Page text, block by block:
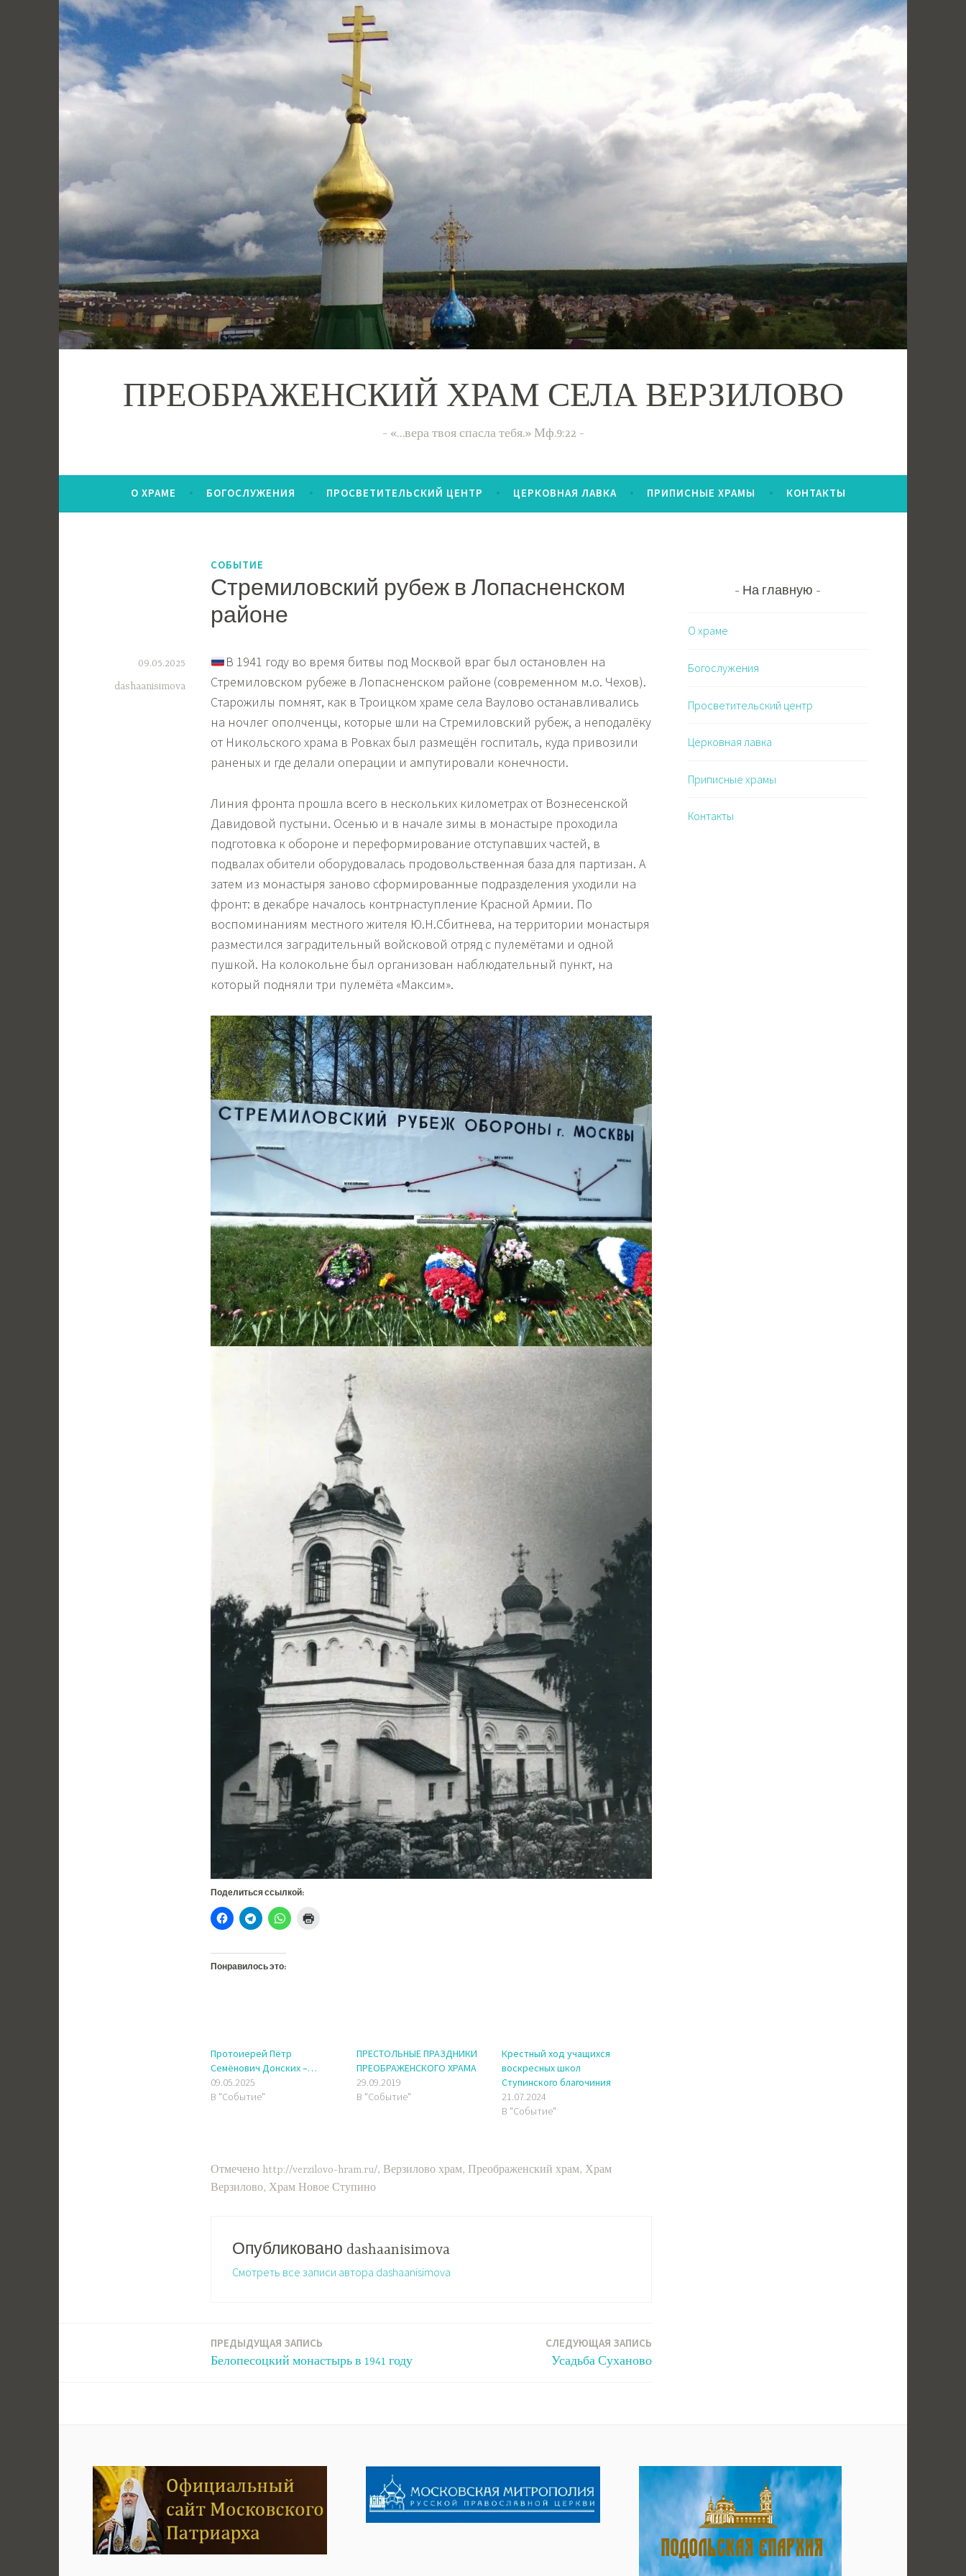
Перейти
к
содержимому
ПРЕОБРАЖЕНСКИЙ ХРАМ СЕЛА ВЕРЗИЛОВО
«…вера твоя спасла тебя.» Мф.9:22
О ХРАМЕ БОГОСЛУЖЕНИЯ ПРОСВЕТИТЕЛЬСКИЙ ЦЕНТР ЦЕРКОВНАЯ ЛАВКА ПРИПИСНЫЕ ХРАМЫ КОНТАКТЫ
СОБЫТИЕ
Стремиловский рубеж в Лопасненском
районе
09.05.2025
dashaanisimova
В 1941 году во время битвы под Москвой враг был остановлен на
Стремиловском рубеже в Лопасненском районе (современном м.о. Чехов).
Старожилы помнят, как в Троицком храме села Ваулово останавливались
на ночлег ополченцы, которые шли на Стремиловский рубеж, а неподалёку
от Никольского храма в Ровках был размещён госпиталь, куда привозили
раненых и где делали операции и ампутировали конечности.
Линия фронта прошла всего в нескольких километрах от Вознесенской
Давидовой пустыни. Осенью и в начале зимы в монастыре проходила
подготовка к обороне и переформирование отступавших частей, в
подвалах обители оборудовалась продовольственная база для партизан. А
затем из монастыря заново сформированные подразделения уходили на
фронт: в декабре началось контрнаступление Красной Армии. По
воспоминаниям местного жителя Ю.Н.Сбитнева, на территории монастыря
разместился заградительный войсковой отряд с пулемётами и одной
пушкой. На колокольне был организован наблюдательный пункт, на
который подняли три пулемёта «Максим».
Поделиться ссылкой:
Понравилось это:
Протоиерей Пётр
Семёнович Донских –…
09.05.2025
В "Событие"
ПРЕСТОЛЬНЫЕ ПРАЗДНИКИ
ПРЕОБРАЖЕНСКОГО ХРАМА
29.09.2019
В "Событие"
Крестный ход учащихся
воскресных школ
Ступинского благочиния
21.07.2024
В "Событие"
Отмечено http://verzilovo-hram.ru/, Верзилово храм, Преображенский храм, Храм
Верзилово, Храм Новое Ступино
Опубликовано dashaanisimova
Смотреть все записи автора dashaanisimova
ПРЕДЫДУЩАЯ ЗАПИСЬ
Белопесоцкий монастырь в 1941 году
СЛЕДУЮЩАЯ ЗАПИСЬ
Усадьба Суханово
На главную
О храме
Богослужения
Просветительский центр
Церковная лавка
Приписные храмы
Контакты